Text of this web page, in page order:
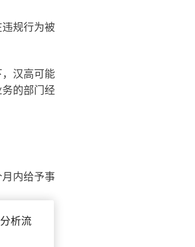
规行为被
汉高可能
的部门经
内给予事
根据的。
析流